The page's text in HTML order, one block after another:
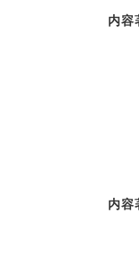
内容
内容